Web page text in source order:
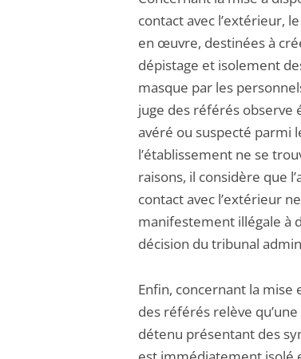
contact avec l’extérieur,
en œuvre, destinées à
dépistage et isolement
masque par les
juge des référés observe
avéré ou suspecté parmi
l’établissement ne se
raisons, il considère que
contact avec l’extérieur
manifestement illégale à
décision du tribunal
Enfin, concernant la mise
des référés relève
détenu présentant des